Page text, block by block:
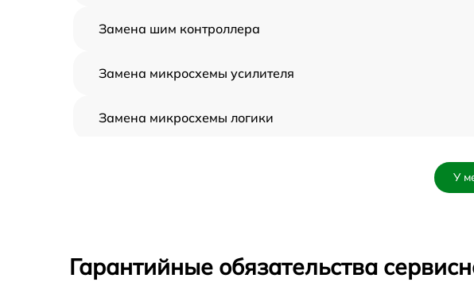
Замена шим контроллера
Замена микросхемы усилителя
Замена микросхемы логики
Калибровка и настройка тепловизора
У
Гарантийные обязательства